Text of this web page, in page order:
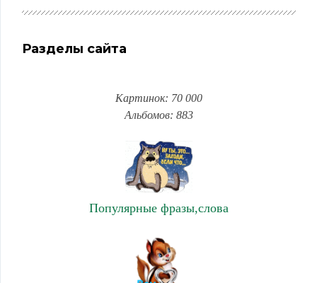
Разделы сайта
Картинок: 70 000
Альбомов: 883
Популярные фразы,слова